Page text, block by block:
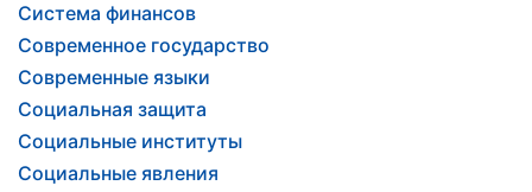
Система финансов
Современное государство
Современные языки
Социальная защита
Социальные институты
Социальные явления